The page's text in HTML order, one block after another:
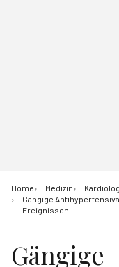
Home Medizin
Gängige
Ereignissen
Gängige